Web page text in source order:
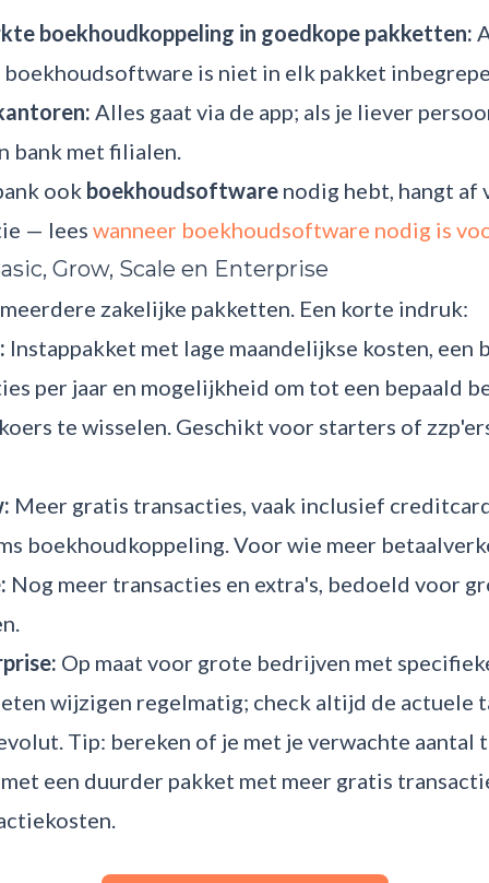
boekhoudkoppeling in goedkope pakketten:
is niet in elk pakket
Alles gaat via de app; als je liever
bank met filialen.
ook boekhoudsoftware nodig hebt, hangt af
— lees wanneer boekhoudsoftware nodig is
Grow, Scale en Enterprise
zakelijke pakketten. Een korte indruk:
Instappakket met lage maandelijkse kosten, een
per jaar en mogelijkheid om tot een bepaald
te wisselen. Geschikt voor starters of
Meer gratis transacties, vaak inclusief
boekhoudkoppeling. Voor wie meer
Nog meer transacties en extra's, bedoeld voor
Op maat voor grote bedrijven met
wijzigen regelmatig; check altijd de actuele
Tip: bereken of je met je verwachte aantal
een duurder pakket met meer gratis